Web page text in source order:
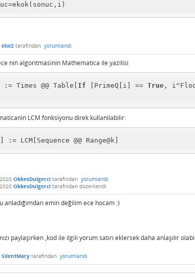
=ekok(sonuc,i)
eloi2 tarafından yorumlandı
nin algoritmasinin Mathematica ile yazilisi
Times @@ Table[ If [PrimeQ[i] == True ,
LCM fonksiyonu direk kullanilabilir.
:= LCM[Sequence @@ Range@k]
OkkesDulgerci tarafından yorumlandı
OkkesDulgerci tarafından düzenlendi
anladığımdan emin değilim ece hocam :)
paylaşırken ,kod ile ilgili yorum satırı eklersek daha anlaşılır
SilentMary tarafından yorumlandı